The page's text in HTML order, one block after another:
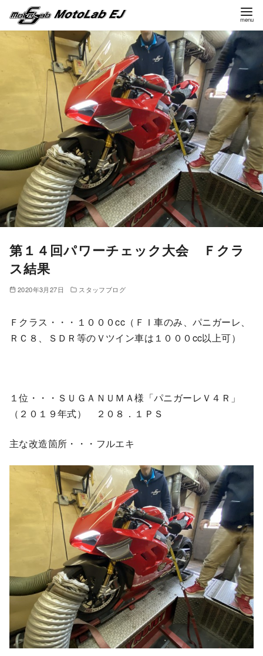
コ
テ
動
第１４回パワーチェック大会 Ｆクラ
ス結果
2020年3月27日 スタッフブログ
Ｆクラス・・・１０００cc（ＦＩ車のみ、パニガーレ、
ＲＣ８、ＳＤＲ等のＶツイン車は１０００cc以上可）
１位・・・ＳＵＧＡＮＵＭＡ様「パニガーレＶ４Ｒ」
（２０１９年式） ２０８．１ＰＳ
主な改造箇所・・・フルエキ